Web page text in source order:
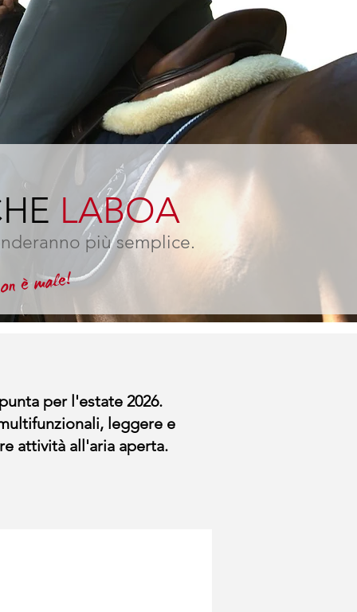
LABOA
più semplice.
è male!
per l'estate 2026.
leggere e
attività all'aria aperta.